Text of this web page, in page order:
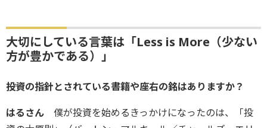
大切にしている言葉は「Less is More（少ない
方が豊かである）」
――投資の指針とされている書籍や座右の銘はありますか？
はるさん 僕が投資を始めるきっかけになったのは、「投